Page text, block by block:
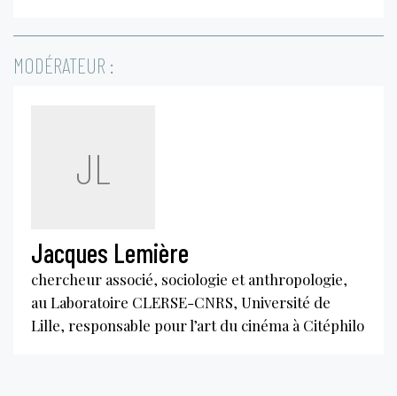
MODÉRATEUR :
JL
Jacques Lemière
chercheur associé, sociologie et anthropologie,
au Laboratoire CLERSE-CNRS, Université de
Lille, responsable pour l’art du cinéma à Citéphilo